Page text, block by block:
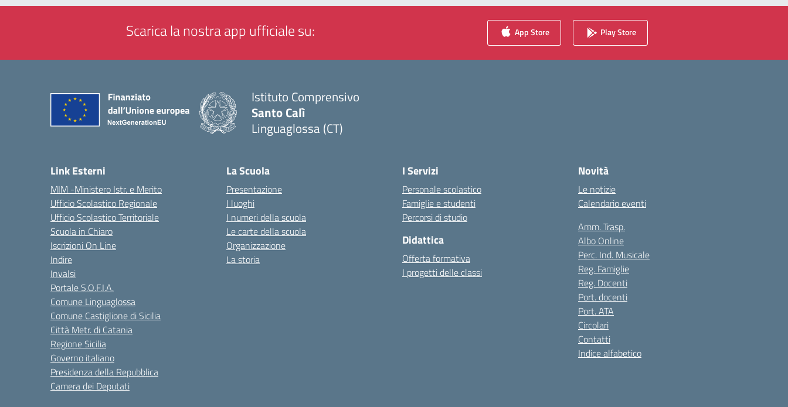
Scarica la nostra app ufficiale su: App Store Play Store
Istituto Comprensivo
Santo Calì
Linguaglossa (CT)
Link Esterni
MIM -Ministero Istr. e Merito
Ufficio Scolastico Regionale
Ufficio Scolastico Territoriale
Scuola in Chiaro
Iscrizioni On Line
Indire
Invalsi
Portale S.O.F.I.A.
Comune Linguaglossa
Comune Castiglione di Sicilia
Città Metr. di Catania
Regione Sicilia
Governo italiano
Presidenza della Repubblica
Camera dei Deputati
La Scuola
Presentazione
I luoghi
I numeri della scuola
Le carte della scuola
Organizzazione
La storia
I Servizi
Personale scolastico
Famiglie e studenti
Percorsi di studio
Didattica
Offerta formativa
I progetti delle classi
Novità
Le notizie
Calendario eventi
Amm. Trasp.
Albo Online
Perc. Ind. Musicale
Reg. Famiglie
Reg. Docenti
Port. docenti
Port. ATA
Circolari
Contatti
Indice alfabetico